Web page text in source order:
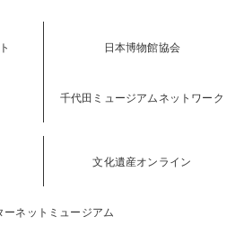
日本博物館協会
千代田ミュージアムネットワーク
文化遺産オンライン
ーネットミュージアム